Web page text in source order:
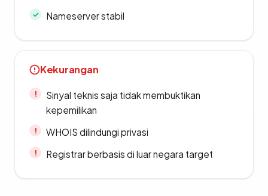
Nameserver stabil
Kekurangan
Sinyal teknis saja tidak membuktikan
kepemilikan
WHOIS dilindungi privasi
Registrar berbasis di luar negara target